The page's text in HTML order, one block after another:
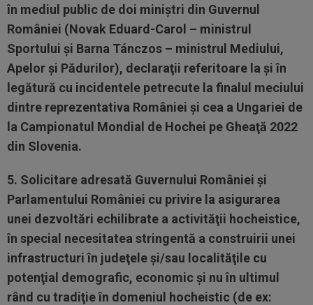
în mediul public de doi miniştri din Guvernul
României (Novak Eduard-Carol – ministrul
Sportului şi Barna Tánczos – ministrul Mediului,
Apelor şi Pădurilor), declaraţii referitoare la şi în
legătură cu incidentele petrecute la finalul meciului
dintre reprezentativa României şi cea a Ungariei de
la Campionatul Mondial de Hochei pe Gheaţă 2022
din Slovenia.
5. Solicitare adresată Guvernului României şi
Parlamentului României cu privire la asigurarea
unei dezvoltări echilibrate a activităţii hocheistice,
în special necesitatea stringentă a construirii unei
infrastructuri în judeţele şi/sau localităţile cu
potenţial demografic, economic şi nu în ultimul
rând cu tradiţie în domeniul hocheistic (de ex: